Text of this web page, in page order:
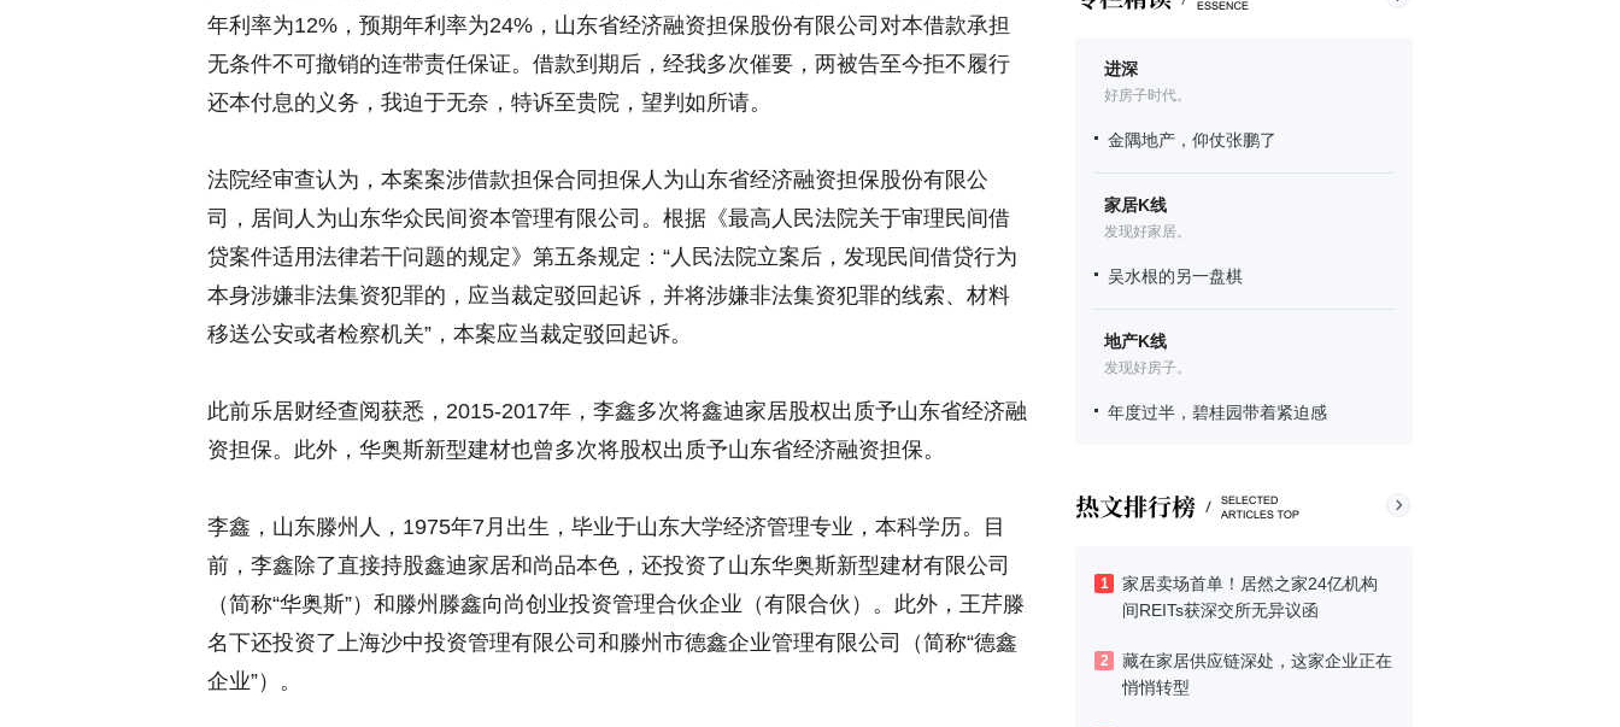
进深
好房子时代。
金隅地产，仰仗张鹏了
家居K线
发现好家居。
吴水根的另一盘棋
地产K线
发现好房子。
年度过半，碧桂园带着紧迫感
1
家居卖场首单！居然之家24亿机构
间REITs获深交所无异议函
2
藏在家居供应链深处，这家企业正在
悄悄转型
年利率为12%，预期年利率为24%，山东省经济融资担保股份有限公司对本借款承担
无条件不可撤销的连带责任保证。借款到期后，经我多次催要，两被告至今拒不履行
还本付息的义务，我迫于无奈，特诉至贵院，望判如所请。
法院经审查认为，本案案涉借款担保合同担保人为山东省经济融资担保股份有限公
司，居间人为山东华众民间资本管理有限公司。根据《最高人民法院关于审理民间借
贷案件适用法律若干问题的规定》第五条规定：“人民法院立案后，发现民间借贷行为
本身涉嫌非法集资犯罪的，应当裁定驳回起诉，并将涉嫌非法集资犯罪的线索、材料
移送公安或者检察机关”，本案应当裁定驳回起诉。
此前乐居财经查阅获悉，2015-2017年，李鑫多次将鑫迪家居股权出质予山东省经济融
资担保。此外，华奥斯新型建材也曾多次将股权出质予山东省经济融资担保。
李鑫，山东滕州人，1975年7月出生，毕业于山东大学经济管理专业，本科学历。目
前，李鑫除了直接持股鑫迪家居和尚品本色，还投资了山东华奥斯新型建材有限公司
（简称“华奥斯”）和滕州滕鑫向尚创业投资管理合伙企业（有限合伙）。此外，王芹滕
名下还投资了上海沙中投资管理有限公司和滕州市德鑫企业管理有限公司（简称“德鑫
企业”）。